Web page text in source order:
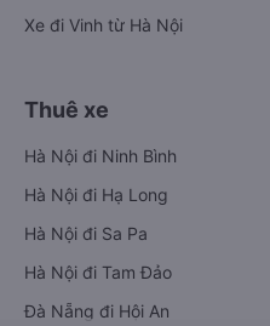
Xe đi Vinh từ Hà Nội
Thuê xe
Hà Nội đi Ninh Bình
Hà Nội đi Hạ Long
Hà Nội đi Sa Pa
Hà Nội đi Tam Đảo
Đà Nẵng đi Hội An